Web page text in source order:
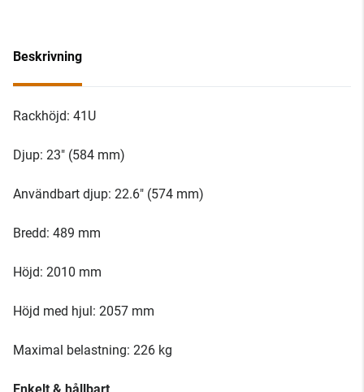
Beskrivning
Rackhöjd: 41U
Djup: 23" (584 mm)
Användbart djup: 22.6" (574 mm)
Bredd: 489 mm
Höjd: 2010 mm
Höjd med hjul: 2057 mm
Maximal belastning: 226 kg